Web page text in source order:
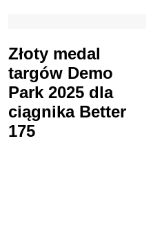
Złoty medal
targów Demo
Park 2025 dla
ciągnika Better
175